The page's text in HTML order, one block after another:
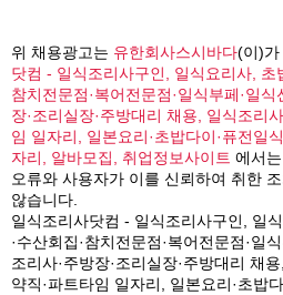
위 채용광고는 유한회사스시바다(이)가
닷컴 - 일식조리사구인, 일식요리사, 초
참치전문점·복어전문점·일식부페·일
장·조리실장·주방대리 채용, 일식조리
임 일자리, 일본요리·초밥다이·퓨전일
자리, 알바모집, 취업정보사이트 에서
오류와 사용자가 이를 신뢰하여 취한
않습니다.
일식조리사닷컴 - 일식조리사구인, 일
·수산회집·참치전문점·복어전문점·일
조리사·주방장·조리실장·주방대리 채
약직·파트타임 일자리, 일본요리·초밥